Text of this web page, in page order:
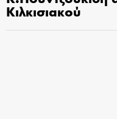
Κιλκισιακού